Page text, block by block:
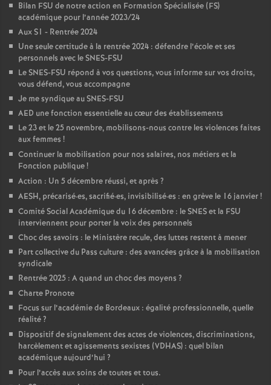
Bilan FSU de notre action en Formation Spécialisée (FS)
académique pour l’année 2023/24
Aux S1 - Rentrée 2024
Une seule certitude à la rentrée 2024 : défendre l’école et ses
personnels avec le SNES-FSU
Le SNES-FSU répond à vos questions, vous informe sur vos droits,
vous défend, vous accompagne
Je me syndique au SNES-FSU
AED une fonction essentielle au cœur des établissements
Le 23 et le 25 novembre, mobilisons-nous contre les violences faites
aux femmes !
Continuer la mobilisation pour nos salaires, nos métiers et la
Fonction publique!
Action : Un 5 décembre réussi, et après ?
AESH, précarisé·es, sacrifié·es, invisibilisé·es : en grève le 16 janvier!
Comité Social Académique du 16 décembre : le SNES et la FSU
interviennent pour porter la voix des personnels
Choc des savoirs : le Ministère recule, des luttes restent à mener
Part collective du Pass culture : des avancées grâce à la mobilisation
syndicale
Rentrée 2025 : A quand un choc des moyens ?
Charte Pronote
Focus sur l’académie de Bordeaux : égalité professionnelle, quelle
réalité?
Dispositif de signalement des actes de violences, discriminations,
harcèlement et agissements sexistes (VDHAS) : quel bilan
académique aujourd’hui ?
Pour l’accès aux soins de toutes et tous.